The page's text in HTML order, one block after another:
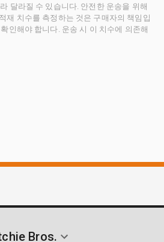
달라질 수 있습니다. 안전한 운송을 위해
재 치수를 측정하는 것은 구매자의 책임입
인해야 합니다. 운송 시 이 치수에 의존해
Bros.